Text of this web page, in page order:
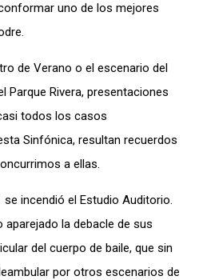
uno de los mejores
de Verano o el escenario del
Parque Rivera, presentaciones
todos los casos
Sinfónica, resultan recuerdos
a ellas.
se incendió el Estudio Auditorio.
la debacle de sus
del cuerpo de baile, que sin
por otros escenarios de